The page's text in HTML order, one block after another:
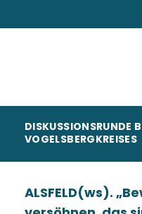
DISKUSSIONSRUNDE
VOGELSBERGKREISES
ALSFELD(ws).